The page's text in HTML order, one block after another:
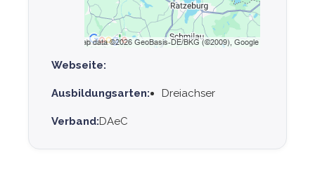
Webseite:
Ausbildungsarten: Dreiachser
Verband:DAeC